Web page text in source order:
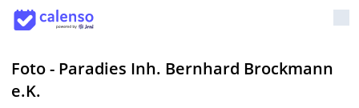
Foto - Paradies Inh. Bernhard Brockmann
e.K.